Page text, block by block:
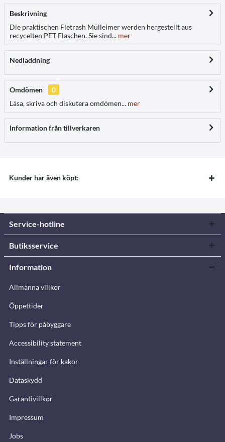
Beskrivning
Die praktischen Fletrash Mülleimer werden hergestellt aus
recycelten PET Flaschen. Sie sind... mer
Nedladdning
Omdömen
0
Läsa, skriva och diskutera omdömen... mer
Information från tillverkaren
Kunder har även köpt:
Service-hotline
Butiksservice
Information
Allmänna villkor
Öppettider
Tipps för påbyggare
Accessibility statement
Inställningar för kakor
Dataskydd
Garantivillkor
Impressum
Jobs